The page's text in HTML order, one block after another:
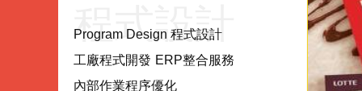
然優化
程式設計
Program
Program Design 程式設計
工廠程式開發 ERP整合服務
內部作業程序優化